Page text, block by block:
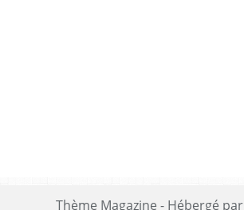
Thème Magazine - Hébergé par